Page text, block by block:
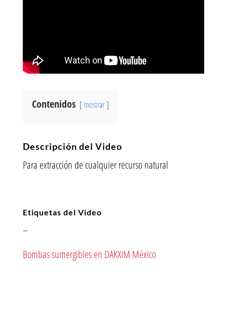
Contenidos mostrar
Descripción del Video
Para extracción de cualquier recurso natural
Etiquetas del Video
–
Bombas sumergibles en DAKXIM México